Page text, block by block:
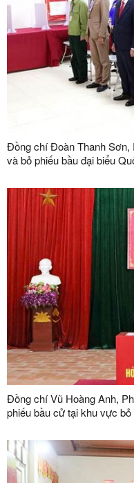
Đồng chí Đoàn Thanh Sơn,
và bỏ phiếu bầu đại biểu
Đồng chí Vũ Hoàng Anh,
phiếu bầu cử tại khu vực